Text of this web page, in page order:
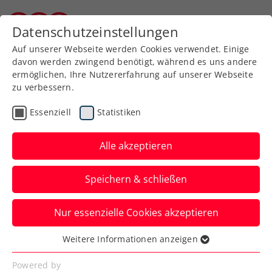
Zurück zur Newsübersicht
Bundesliga
IMMOunited Bundesliga:
Weigelsdorf überrascht
die Vorjahresfinalistinnen
aus Ried
Der Mannschaftsmeisterschafts-Auftakt
hat nur bei den Damen eine größere
Überraschung gebracht.
Datenschutzeinstellungen
Auf unserer Webseite werden Cookies verwendet. Einige
davon werden zwingend benötigt, während es uns andere
ermöglichen, Ihre Nutzererfahrung auf unserer Webseite
zu verbessern.
Essenziell Statistiken
Alle akzeptieren
Speichern & schließen
Nur essenzielle Cookies akzeptieren
Essenziell
Essenzielle Cookies werden für grundlegende
Weitere Informationen anzeigen
Powered by